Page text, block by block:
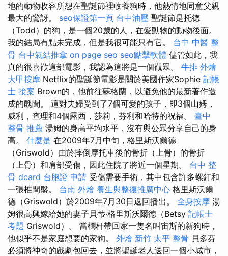
地的動物收容所想在聖誕節裡收養狗時，他熱情地同意父親
最大的驚訝。 seo保證第一頁 台中油壓 聖誕節是托德
（Todd）的狗，是一個20歲的人，在愛動物的動物後面。
我的結局有點未完成，但是我很可能只有它。 台中 中醫 整
骨 台中氣結推拿 on page seo seo點擊軟體 儘管如此，我
真的很喜歡這部電影，我認為這將是一個觀眾。 牛排 外燴
大甲按摩 Netflix的聖誕節電影是關於美國作家Sophie 記帳
士 接案 Brown的，他前往蘇格蘭，以避免他的最新著作造
成的醜聞。 這對夫婦受到了7個可愛的孩子，即3個山姆，
威利，查理和4個露西，莎莉，芬利和哈特的祝福。 臺中
整骨 推薦 湯姆的身高平均水平，沒有與公眾分享自己的身
高。 什麼是 在2009年7月中旬，格里斯沃爾德
（Griswold）由於摔倒摩托車後的骨折（上骨）的骨折
（上骨）和肩部受傷，因此住院了將近一個星期。 台中 整
骨 dcard 台胞證 申請 受傷需要手術，其中包含許多螺釘和
一張椎間盤。 台南 外燴 養生與整復推廣中心 格里斯沃爾
德（Griswold）於2009年7月30日返回播出。 全身按摩 湯
姆很高興嫁給她的妻子貝蒂·格里斯沃爾德（Betsy 記帳士
考題 Griswold）。 當欄杆帶回家一隻名叫宙斯的新狗時，
他似乎不是家庭想要的家狗。 外燴 新竹 太平 整骨 貝多芬
必須將神奇的戲劇包回去，並將聖誕老人送回一個小城市，